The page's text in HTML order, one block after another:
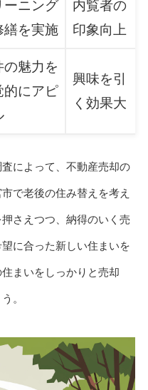
ーニング
繕を実施
内覧者の
印象向上
の魅力を
的にアピ
興味を引
く効果大
によって、不動産売却の
で老後の住み替えを考え
さえつつ、納得のいく売
に合った新しい住まいを
まいをしっかりと売却
。